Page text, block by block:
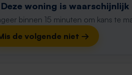
Deze woning is waarschijnlijk
binnen 15 minuten om kans te
de volgende niet →